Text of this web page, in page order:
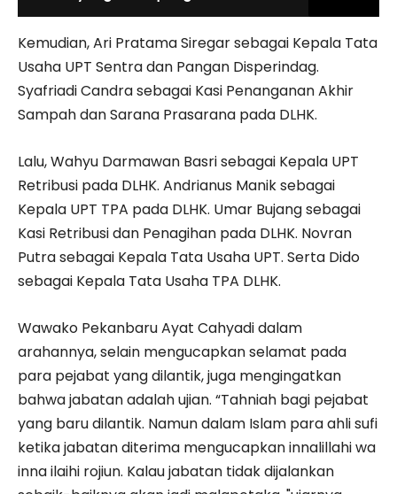
Kemudian, Ari Pratama Siregar sebagai Kepala Tata
Usaha UPT Sentra dan Pangan Disperindag.
Syafriadi Candra sebagai Kasi Penanganan Akhir
Sampah dan Sarana Prasarana pada DLHK.
Lalu, Wahyu Darmawan Basri sebagai Kepala UPT
Retribusi pada DLHK. Andrianus Manik sebagai
Kepala UPT TPA pada DLHK. Umar Bujang sebagai
Kasi Retribusi dan Penagihan pada DLHK. Novran
Putra sebagai Kepala Tata Usaha UPT. Serta Dido
sebagai Kepala Tata Usaha TPA DLHK.
Wawako Pekanbaru Ayat Cahyadi dalam
arahannya, selain mengucapkan selamat pada
para pejabat yang dilantik, juga mengingatkan
bahwa jabatan adalah ujian. “Tahniah bagi pejabat
yang baru dilantik. Namun dalam Islam para ahli sufi
ketika jabatan diterima mengucapkan innalillahi wa
inna ilaihi rojiun. Kalau jabatan tidak dijalankan